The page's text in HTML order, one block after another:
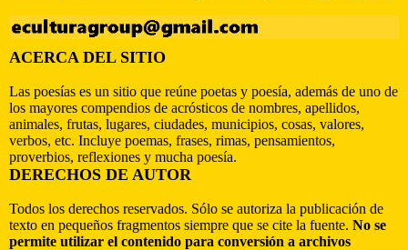
ACERCA DEL SITIO
Las poesías es un sitio que reúne poetas y poesía, además de uno de
los mayores compendios de acrósticos de nombres, apellidos,
animales, frutas, lugares, ciudades, municipios, cosas, valores,
verbos, etc. Incluye poemas, frases, rimas, pensamientos,
proverbios, reflexiones y mucha poesía.
DERECHOS DE AUTOR
Todos los derechos reservados. Sólo se autoriza la publicación de
texto en pequeños fragmentos siempre que se cite la fuente. No se
permite utilizar el contenido para conversión a archivos